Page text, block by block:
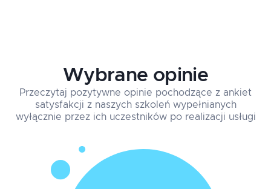
Wybrane opinie
Przeczytaj pozytywne opinie pochodzące z ankiet
satysfakcji z naszych szkoleń wypełnianych
wyłącznie przez ich uczestników po realizacji usługi